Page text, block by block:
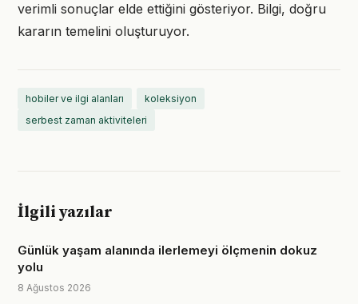
verimli sonuçlar elde ettiğini gösteriyor. Bilgi, doğru
kararın temelini oluşturuyor.
hobiler ve ilgi alanları
koleksiyon
serbest zaman aktiviteleri
İlgili yazılar
Günlük yaşam alanında ilerlemeyi ölçmenin dokuz
yolu
8 Ağustos 2026